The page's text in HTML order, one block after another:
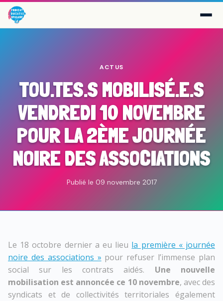
ACTUS
TOU.TES.S MOBILISÉ.E.S
VENDREDI 10 NOVEMBRE
POUR LA 2ÈME JOURNÉE
NOIRE DES ASSOCIATIONS
Publié le 09 novembre 2017
Le 18 octobre dernier a eu lieu la première « journée
noire des associations » pour refuser l’immense plan
social sur les contrats aidés. Une nouvelle
mobilisation est annoncée ce 10 novembre, avec des
syndicats et de collectivités territoriales également